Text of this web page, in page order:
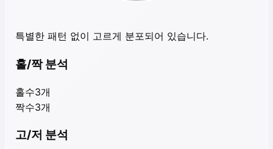
특별한 패턴 없이 고르게 분포되어 있습니다.
홀/짝 분석
홀수3개
짝수3개
고/저 분석